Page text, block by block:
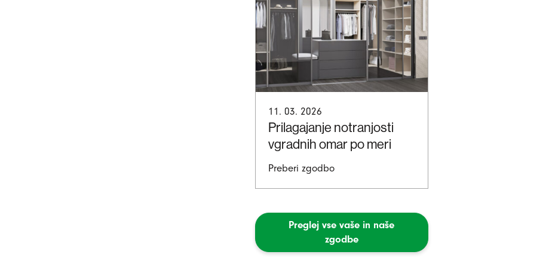
11. 03. 2026
Prilagajanje notranjosti
vgradnih omar po meri
Preberi zgodbo
Preglej vse vaše in naše
zgodbe